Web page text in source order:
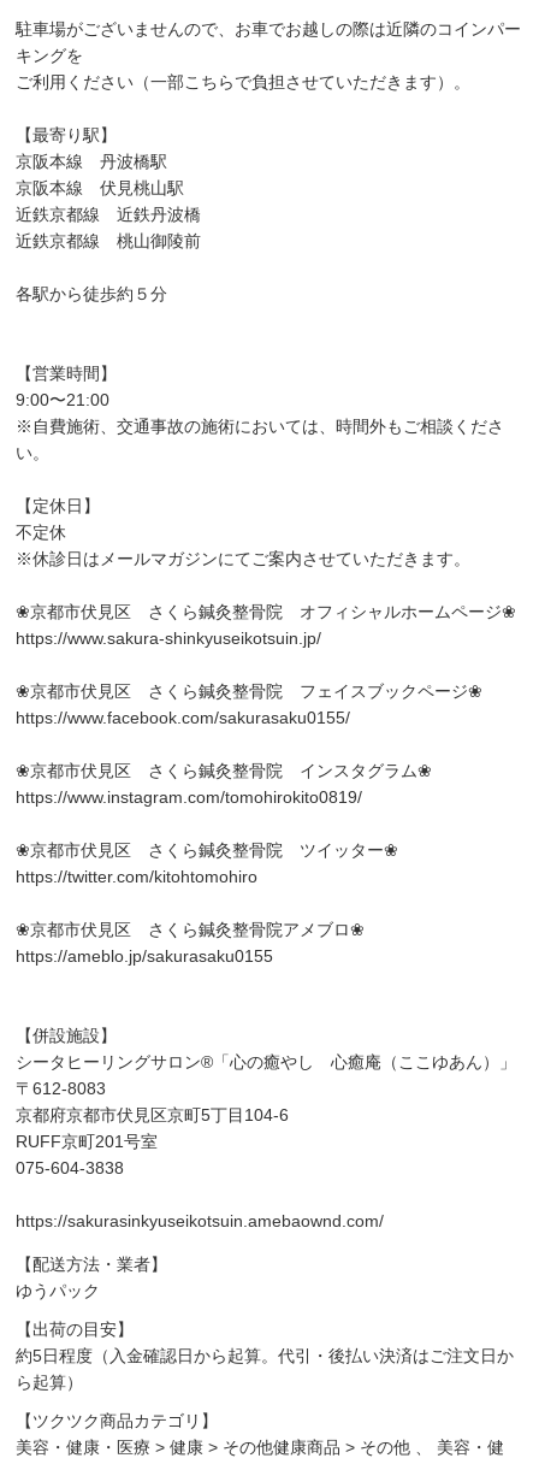
駐車場がございませんので、お車でお越しの際は近隣のコインパー
キングを
ご利用ください（一部こちらで負担させていただきます）。
【最寄り駅】
京阪本線 丹波橋駅
京阪本線 伏見桃山駅
近鉄京都線 近鉄丹波橋
近鉄京都線 桃山御陵前
各駅から徒歩約５分
【営業時間】
9:00〜21:00
※自費施術、交通事故の施術においては、時間外もご相談くださ
い。
【定休日】
不定休
※休診日はメールマガジンにてご案内させていただきます。
❀京都市伏見区 さくら鍼灸整骨院 オフィシャルホームページ❀
https://www.sakura-shinkyuseikotsuin.jp/
❀京都市伏見区 さくら鍼灸整骨院 フェイスブックページ❀
https://www.facebook.com/sakurasaku0155/
❀京都市伏見区 さくら鍼灸整骨院 インスタグラム❀
https://www.instagram.com/tomohirokito0819/
❀京都市伏見区 さくら鍼灸整骨院 ツイッター❀
https://twitter.com/kitohtomohiro
❀京都市伏見区 さくら鍼灸整骨院アメブロ❀
https://ameblo.jp/sakurasaku0155
【併設施設】
シータヒーリングサロン®「心の癒やし 心癒庵（ここゆあん）」
〒612-8083
京都府京都市伏見区京町5丁目104-6
RUFF京町201号室
075-604-3838
https://sakurasinkyuseikotsuin.amebaownd.com/
【配送方法・業者】
ゆうパック
【出荷の目安】
約5日程度（入金確認日から起算。代引・後払い決済はご注文日か
ら起算）
【ツクツク商品カテゴリ】
美容・健康・医療 >健康 > その他健康商品 > その他
美容・健